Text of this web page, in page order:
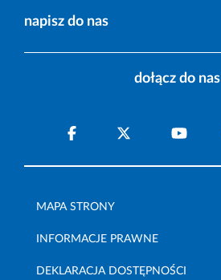
napisz do nas
dołącz do nas
MAPA STRONY
INFORMACJE PRAWNE
DEKLARACJA DOSTĘPNOŚCI